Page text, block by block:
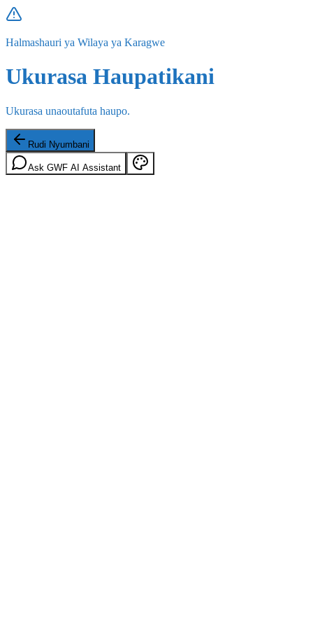
Halmashauri ya Wilaya ya Karagwe
Ukurasa Haupatikani
Ukurasa unaoutafuta haupo.
Rudi Nyumbani
Ask GWF AI Assistant